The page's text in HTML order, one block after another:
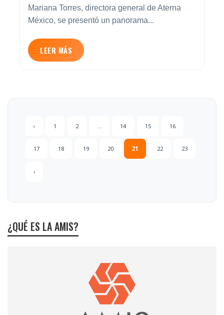
Mariana Torres, directora general de Aterna
México, se presentó un panorama...
LEER MÁS
‹ 1 2 ... 14 15 16
17 18 19 20 21 22 23
›
¿QUÉ ES LA AMIS?